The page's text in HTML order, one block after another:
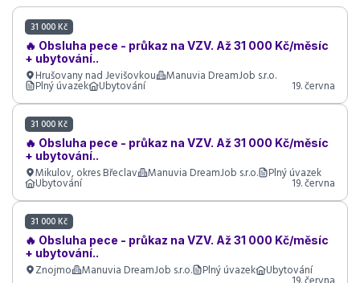
31 000 Kč
🔥 Obsluha pece - průkaz na VZV. Až 31 000 Kč/měsíc
+ ubytování..
Hrušovany nad Jevišovkou Manuvia DreamJob s.r.o.
Plný úvazek Ubytování 19. června
31 000 Kč
🔥 Obsluha pece - průkaz na VZV. Až 31 000 Kč/měsíc
+ ubytování..
Mikulov, okres Břeclav Manuvia DreamJob s.r.o. Plný úvazek
Ubytování 19. června
31 000 Kč
🔥 Obsluha pece - průkaz na VZV. Až 31 000 Kč/měsíc
+ ubytování..
Znojmo Manuvia DreamJob s.r.o. Plný úvazek Ubytování
19. června